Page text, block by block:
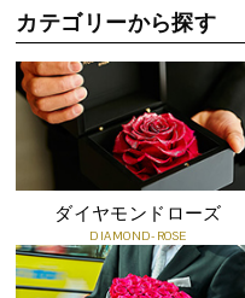
贈られた後も、愛が咲き続け
プリザーブドローズが、美し
“愛を贈る”という体験を、永
メッセージカードサービス(
お客様ご希望のメッセージを
すべての商品に無料でメッセ
ご注文時にショッピングカー
えてお贈りください。
その他のQ&Aは こちら
カテゴリーから探す
ダイヤモンドローズ
DIAMOND-ROSE